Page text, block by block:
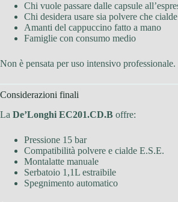
Chi vuole passare dalle capsule
Chi desidera usare sia polvere che cialde
Amanti del cappuccino fatto a mano
Famiglie con consumo medio
Non è pensata per uso intensivo professionale.
Considerazioni finali
La De’Longhi EC201.CD.B offre:
Pressione 15 bar
Compatibilità polvere e cialde E.S.E.
Montalatte manuale
Serbatoio 1,1L estraibile
Spegnimento automatico